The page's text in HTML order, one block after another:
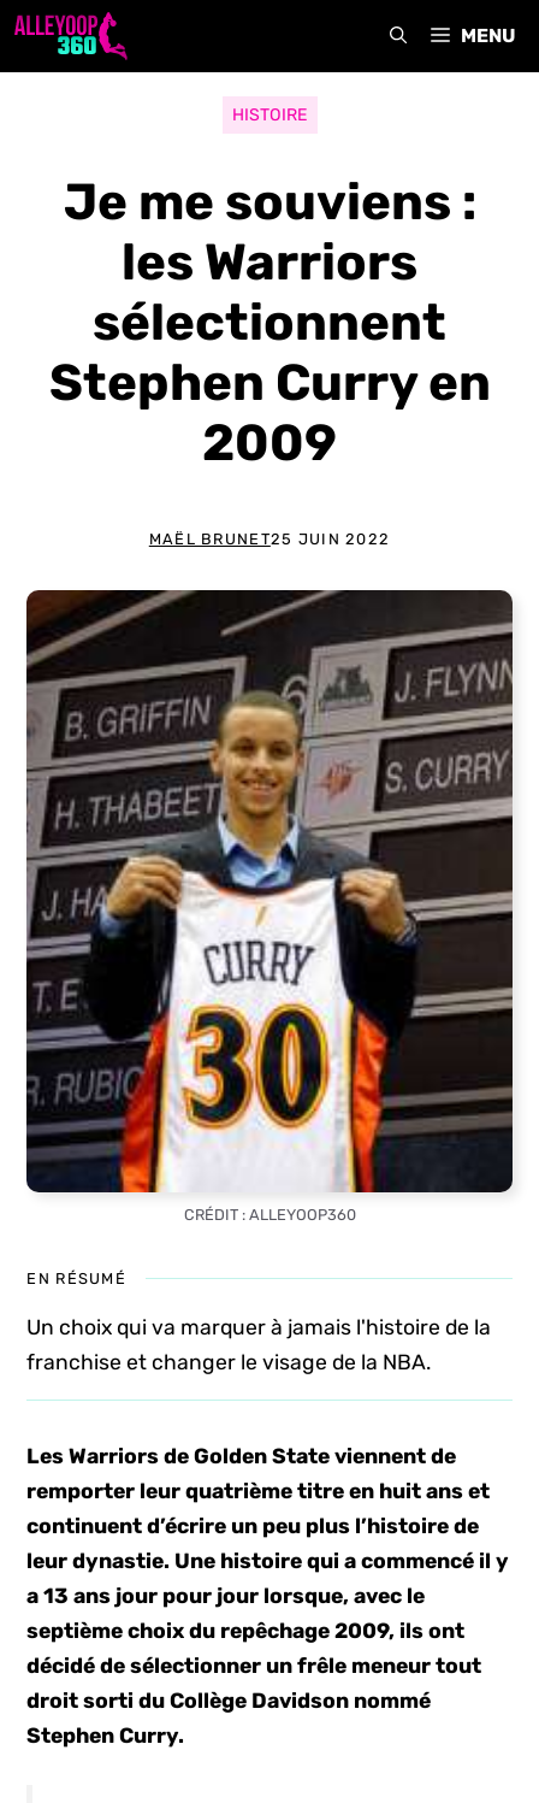
Aller
MENU
HISTOIRE
Je me souviens :
les Warriors
sélectionnent
Stephen Curry en
2009
MAËL BRUNET25 JUIN 2022
CRÉDIT : ALLEYOOP360
EN RÉSUMÉ
Un choix qui va marquer à jamais l'histoire de la
franchise et changer le visage de la NBA.
Les Warriors de Golden State viennent de
remporter leur quatrième titre en huit ans et
continuent d’écrire un peu plus l’histoire de
leur dynastie. Une histoire qui a commencé il y
a 13 ans jour pour jour lorsque, avec le
septième choix du repêchage 2009, ils ont
décidé de sélectionner un frêle meneur tout
droit sorti du Collège Davidson nommé
Stephen Curry.